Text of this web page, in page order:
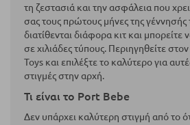
τη ζεστασιά και την ασφάλεια που
σας τους πρώτους μήνες της γέννησής
διατίθενται διάφορα κιτ και μπορείτε
σε χιλιάδες τύπους. Περιηγηθείτε
Toys και επιλέξτε το καλύτερο για
στιγμές στην αρχή.
Τι είναι το Port Bebe
Δεν υπάρχει καλύτερη στιγμή από το